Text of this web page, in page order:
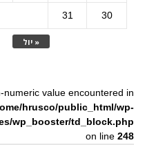
« יול
30
31
numeric value encountered in
hrusco/public_html/wp-
wp_booster/td_block.php
on line248